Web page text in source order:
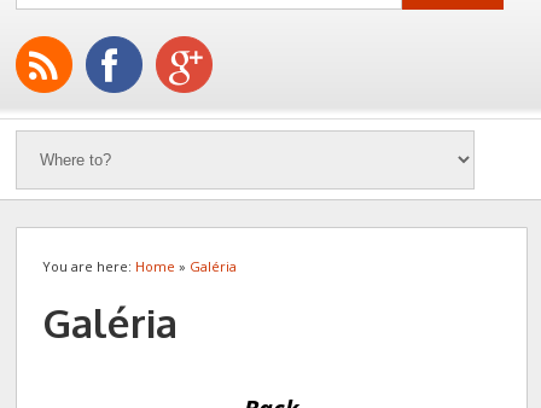
You are here: Home » Galéria
Galéria